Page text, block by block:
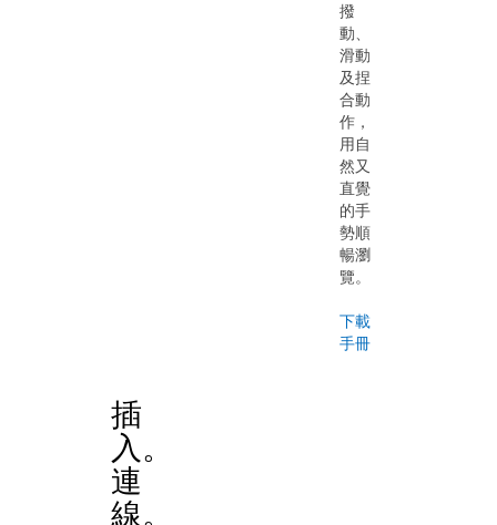
撥
動、
滑動
及捏
合動
作，
用自
然又
直覺
的手
勢順
暢瀏
覽。
下載
手冊
插
入。
連
線。